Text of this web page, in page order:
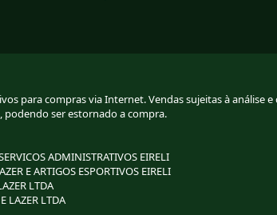
para compras via Internet. Vendas sujeitas à
podendo ser estornado a compra.
ADMINISTRATIVOS EIRELI
E ARTIGOS ESPORTIVOS EIRELI
LTDA
LAZER LTDA